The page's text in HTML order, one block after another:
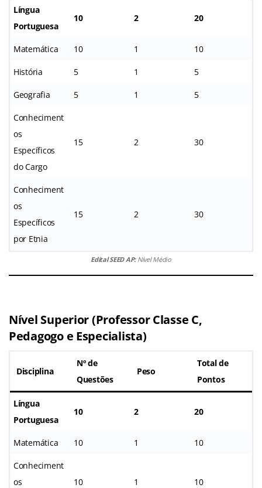
Língua
Portuguesa
10 2 20
Matemática 10 1 10
História 5 1 5
Geografia 5 1 5
Conheciment
os
Específicos
do Cargo
15 2 30
Conheciment
os
Específicos
por Etnia
15 2 30
Edital SEED AP:Nível Médio
Nível Superior (Professor Classe C,
Pedagogo e Especialista)
Disciplina
Nº de
Questões
Peso
Total de
Pontos
Língua
Portuguesa
10 2 20
Matemática 10 1 10
Conheciment
os
10 1 10